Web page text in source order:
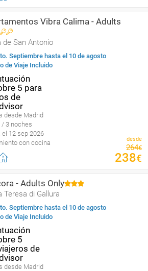
Vibra Calima - Adults
de San Antonio
Septiembre hasta el 10 de agosto
de Viaje Incluido
desde Madrid
/ 3 noches
el 12 sep 2026
con cocina
desde
264€
238€
- Adults Only
Teresa di Gallura
Septiembre hasta el 10 de agosto
de Viaje Incluido
desde Madrid